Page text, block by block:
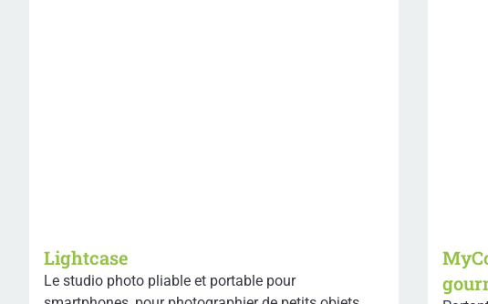
Lightcase
Le studio photo pliable et portable pour